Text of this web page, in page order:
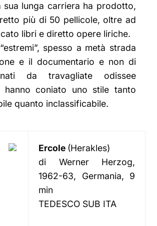
sua lunga carriera ha prodotto,
più di 50 pellicole, oltre ad
libri e diretto opere liriche.
spesso a metà strada
e il documentario e non di
da travagliate odissee
hanno coniato uno stile tanto
quanto inclassificabile.
Ercole (Herakles)
di Werner Herzog,
1962-63, Germania, 9
min
TEDESCO SUB ITA